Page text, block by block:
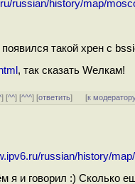
russian/history/map/
такой хрен c
, так сказать Weлкам!
] [^^] [^^^] [ответить] [к
russian/history/
я и говорил :) Сколько